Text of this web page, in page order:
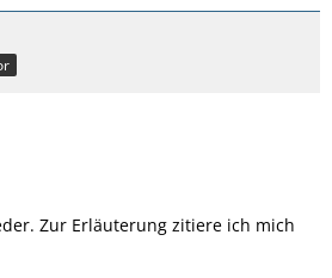
Zur Erläuterung zitiere ich mich